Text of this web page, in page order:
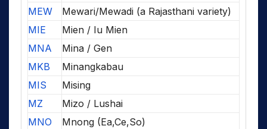
MEW
Mewari/Mewadi (a Rajasthani variety)
MIE
Mien / Iu Mien
MNA
Mina / Gen
MKB
Minangkabau
MIS
Mising
MZ
Mizo / Lushai
MNO
Mnong (Ea,Ce,So)